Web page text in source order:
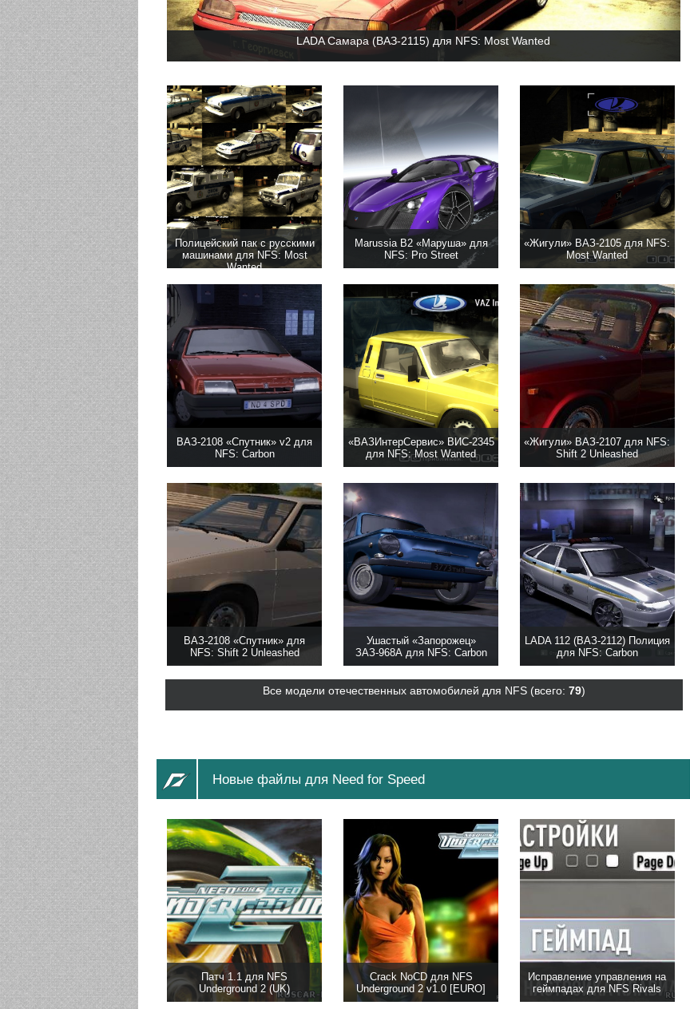
LADA Самара (ВАЗ-2115) для NFS: Most Wanted
Полицейский пак с русскими
машинами для NFS: Most
Wanted
Marussia B2 «Маруша» для
NFS: Pro Street
«Жигули» ВАЗ-2105 для NFS:
Most Wanted
ВАЗ-2108 «Спутник» v2 для
NFS: Carbon
«ВАЗИнтерСервис» ВИС-2345
для NFS: Most Wanted
«Жигули» ВАЗ-2107 для NFS:
Shift 2 Unleashed
ВАЗ-2108 «Спутник» для
NFS: Shift 2 Unleashed
Ушастый «Запорожец»
ЗАЗ-968А для NFS: Carbon
LADA 112 (ВАЗ-2112) Полиция
для NFS: Carbon
Все модели отечественных автомобилей для NFS (всего: 79)
Новые файлы для Need for Speed
Патч 1.1 для NFS
Underground 2 (UK)
Crack NoCD для NFS
Underground 2 v1.0 [EURO]
Исправление управления на
геймпадах для NFS Rivals